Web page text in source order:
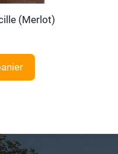
(Merlot)